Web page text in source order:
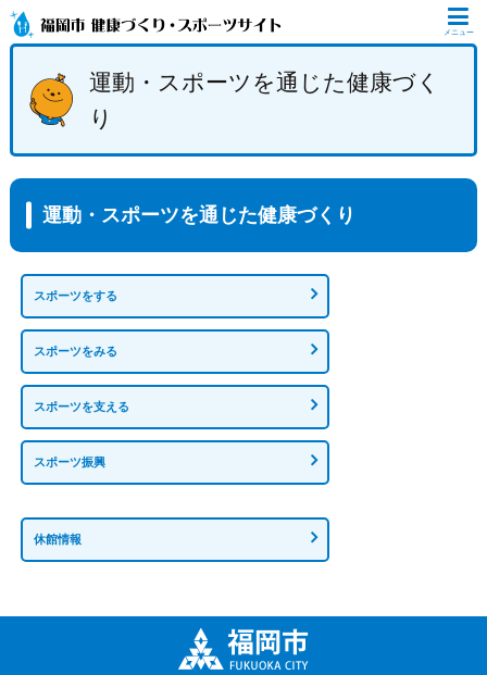
メニュー
運動・スポーツを通じた健康づく
り
運動・スポーツを通じた健康づくり
スポーツをする
スポーツをみる
スポーツを支える
スポーツ振興
休館情報